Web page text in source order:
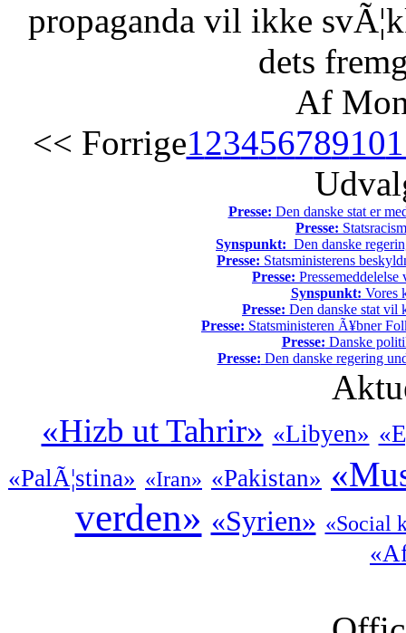
propaganda vil ikke
dets
Af
<< Forrige12345678910
Presse: Den danske stat er
Presse:
Synspunkt: Den danske
Presse: Statsministerens
Presse:
Synspunkt: Vores
Presse: Den danske stat vil
Presse: Statsministeren Ã¥bner
Presse: Danske
Presse: Den danske regering
«Hizb ut Tahrir» «Libyen»
«PalÃ¦stina» «Iran» «Pakistan»
verden» «Syrien» «Social